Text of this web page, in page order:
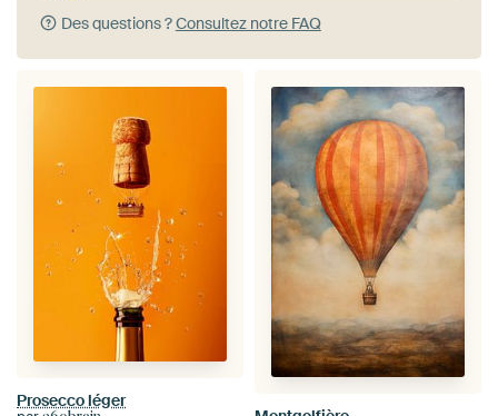
Des questions ?Consultez notre FAQ
Prosecco léger